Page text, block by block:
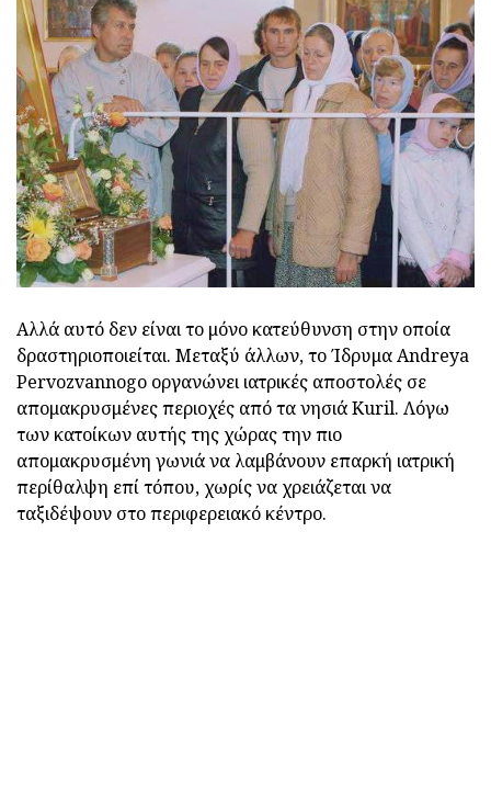
Αλλά αυτό δεν είναι το μόνο κατεύθυνση στην οποία
δραστηριοποιείται. Μεταξύ άλλων, το Ίδρυμα Andreya
Pervozvannogo οργανώνει ιατρικές αποστολές σε
απομακρυσμένες περιοχές από τα νησιά Kuril. Λόγω
των κατοίκων αυτής της χώρας την πιο
απομακρυσμένη γωνιά να λαμβάνουν επαρκή ιατρική
περίθαλψη επί τόπου, χωρίς να χρειάζεται να
ταξιδέψουν στο περιφερειακό κέντρο.